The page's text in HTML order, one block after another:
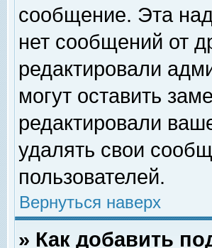
сообщение. Эта
нет сообщений от
редактировали
могут оставить
редактировали
удалять свои
пользователей.
Вернуться наверх
» Как добавить